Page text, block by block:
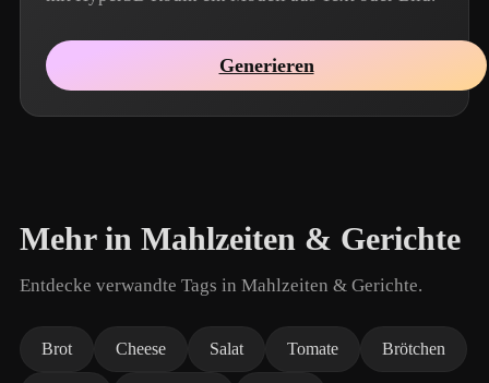
Generieren
Mehr in Mahlzeiten & Gerichte
Entdecke verwandte Tags in Mahlzeiten & Gerichte.
Brot Cheese Salat Tomate Brötchen